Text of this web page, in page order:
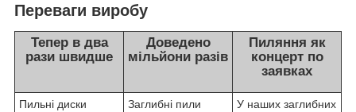
Переваги виробу
Тепер в два
рази швидше
Доведено
мільйони разів
Пиляння як
концерт по
заявках
Пильні диски
Заглибні пили
У наших заглибних